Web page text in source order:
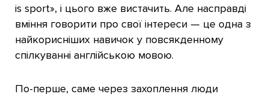
is sport», і цього вже вистачить. Але насправді
вміння говорити про свої інтереси — це одна з
найкорисніших навичок у повсякденному
спілкуванні англійською мовою.
По-перше, саме через захоплення люди